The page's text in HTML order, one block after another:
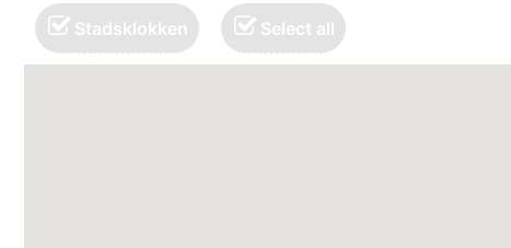
Stadsklokken Select all